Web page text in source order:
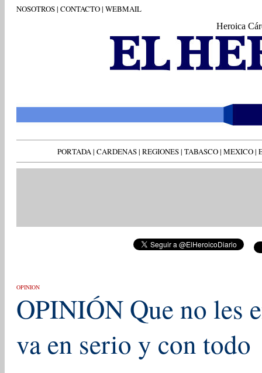
NOSOTROS| CONTACTO| WEBMAIL
Heroica
PORTADA| CARDENAS| REGIONES| TABASCO| MEXICO|
OPINION
OPINIÓN Que no les
va en serio y con todo